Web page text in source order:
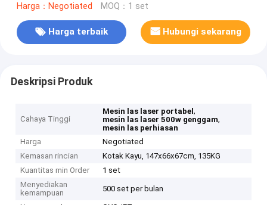
Harga：Negotiated MOQ：1 set
Harga terbaik Hubungi sekarang
Deskripsi Produk
Cahaya Tinggi
Mesin las laser portabel,
mesin las laser 500w genggam,
mesin las perhiasan
Harga
Negotiated
Kemasan rincian
Kotak Kayu, 147x66x67cm, 135KG
Kuantitas min Order
1 set
Menyediakan
kemampuan
500 set per bulan